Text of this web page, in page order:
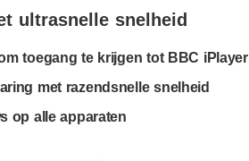
ultrasnelle snelheid
toegang te krijgen tot BBC iPlayer
met razendsnelle snelheid
op alle apparaten